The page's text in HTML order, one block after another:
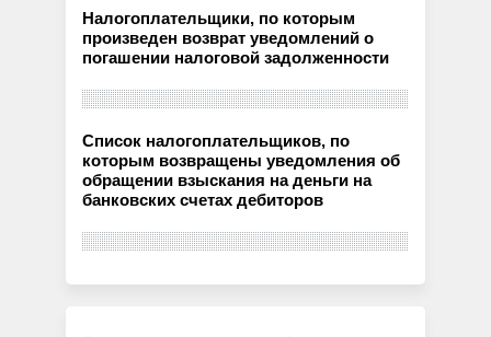
Налогоплательщики, по которым
произведен возврат уведомлений о
погашении налоговой задолженности
Список налогоплательщиков, по
которым возвращены уведомления об
обращении взыскания на деньги на
банковских счетах дебиторов